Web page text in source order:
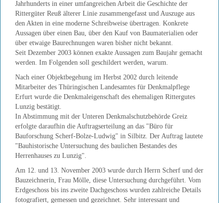
Jahrhunderts in einer umfangreichen Arbeit die Geschichte der
Rittergüter Reuß älterer Linie zusammengefasst und Auszuge aus
den Akten in eine moderne Schreibweise übertragen. Konkrete
Aussagen über einen Bau, über den Kauf von Baumaterialien oder
über etwaige Baurechnungen waren bisher nicht bekannt.
Seit Dezember 2003 können exakte Aussagen zum Baujahr gemacht
werden. Im Folgenden soll geschildert werden, warum.
Nach einer Objektbegehung im Herbst 2002 durch leitende
Mitarbeiter des Thüringischen Landesamtes für Denkmalpflege
Erfurt wurde die Denkmaleigenschaft des ehemaligen Rittergutes
Lunzig bestätigt.
In Abstimmung mit der Unteren Denkmalschutzbehörde Greiz
erfolgte daraufhin die Auftragserteilung an das "Büro für
Bauforschung Scherf-Bolze-Ludwig" in Silbitz. Der Auftrag lautete
"Bauhistorische Untersuchung des baulichen Bestandes des
Herrenhauses zu Lunzig".
Am 12. und 13. November 2003 wurde durch Herrn Scherf und der
Bauzeichnerin, Frau Mölle, diese Untersuchung durchgeführt. Vom
Erdgeschoss bis ins zweite Dachgeschoss wurden zahlreiche Details
fotografiert, gemessen und gezeichnet. Sehr interessant und